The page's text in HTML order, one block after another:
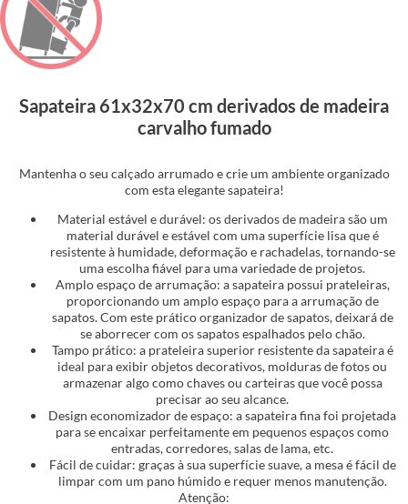
Sapateira 61x32x70 cm derivados de madeira
carvalho fumado
Mantenha o seu calçado arrumado e crie um ambiente organizado
com esta elegante sapateira!
Material estável e durável: os derivados de madeira são um
material durável e estável com uma superfície lisa que é
resistente à humidade, deformação e rachadelas, tornando-se
uma escolha fiável para uma variedade de projetos.
Amplo espaço de arrumação: a sapateira possui prateleiras,
proporcionando um amplo espaço para a arrumação de
sapatos. Com este prático organizador de sapatos, deixará de
se aborrecer com os sapatos espalhados pelo chão.
Tampo prático: a prateleira superior resistente da sapateira é
ideal para exibir objetos decorativos, molduras de fotos ou
armazenar algo como chaves ou carteiras que você possa
precisar ao seu alcance.
Design economizador de espaço: a sapateira fina foi projetada
para se encaixar perfeitamente em pequenos espaços como
entradas, corredores, salas de lama, etc.
Fácil de cuidar: graças à sua superfície suave, a mesa é fácil de
limpar com um pano húmido e requer menos manutenção.
Atenção: